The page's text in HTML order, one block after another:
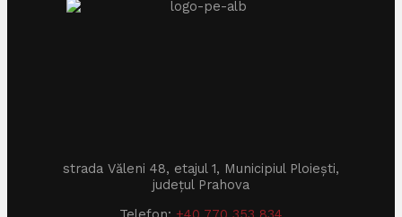
strada Văleni 48, etajul 1, Municipiul Ploiești,
județul Prahova